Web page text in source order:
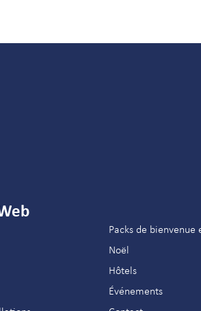
Packs de bienvenue
Noël
Hôtels
Événements